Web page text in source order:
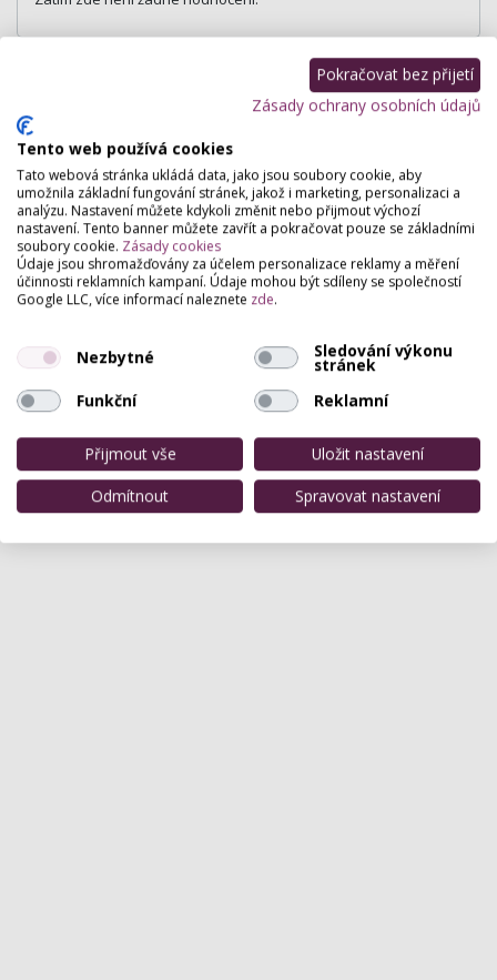
Pokračovat bez přijetí
Zásady ochrany osobních údajů
Tento web používá cookies
Tato webová stránka ukládá data, jako jsou soubory cookie, aby
umožnila základní fungování stránek, jakož i marketing, personalizaci a
analýzu. Nastavení můžete kdykoli změnit nebo přijmout výchozí
nastavení. Tento banner můžete zavřít a pokračovat pouze se základními
soubory cookie. Zásady cookies
Údaje jsou shromažďovány za účelem personalizace reklamy a měření
účinnosti reklamních kampaní. Údaje mohou být sdíleny se společností
Google LLC, více informací naleznete zde.
Nezbytné Sledování výkonu
stránek
Funkční
Reklamní
Přijmout vše
Uložit nastavení
Odmítnout
Spravovat nastavení